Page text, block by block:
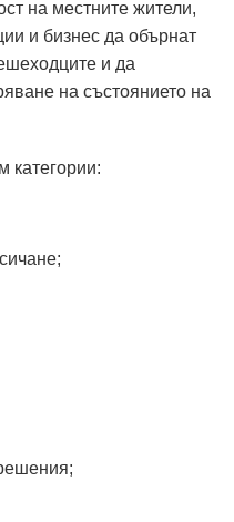
на местните жители,
и бизнес да обърнат
и да
на състоянието на
категории: